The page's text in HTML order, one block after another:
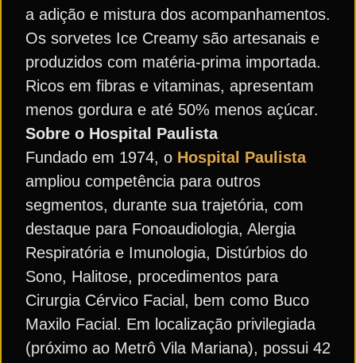
a adição e mistura dos acompanhamentos.
Os sorvetes Ice Creamy são artesanais e
produzidos com matéria-prima importada.
Ricos em fibras e vitaminas, apresentam
menos gordura e até 50% menos açúcar.
Sobre o Hospital Paulista
Fundado em 1974, o Hospital Paulista
ampliou competência para outros
segmentos, durante sua trajetória, com
destaque para Fonoaudiologia, Alergia
Respiratória e Imunologia, Distúrbios do
Sono, Halitose, procedimentos para
Cirurgia Cérvico Facial, bem como Buco
Maxilo Facial. Em localização privilegiada
(próximo ao Metrô Vila Mariana), possui 42